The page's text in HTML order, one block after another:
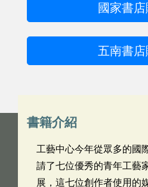
國家書
五南書
書籍介紹
工藝中心今年從眾多的國
請了七位優秀的青年工藝
展，這七位創作者使用的